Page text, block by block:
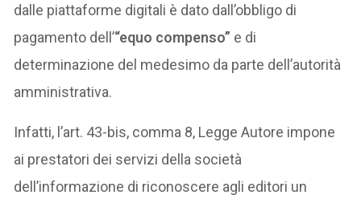
dalle piattaforme digitali è dato dall’obbligo di
pagamento dell’“equo compenso” e di
determinazione del medesimo da parte dell’autorità
amministrativa.
Infatti, l’art. 43-bis, comma 8, Legge Autore impone
ai prestatori dei servizi della società
dell’informazione di riconoscere agli editori un